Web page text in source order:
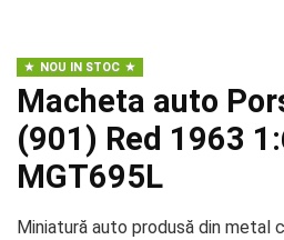
NOU IN STOC
Macheta auto
(901) Red 1963
MGT695L
Miniatură auto produsă din metal